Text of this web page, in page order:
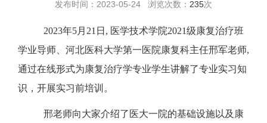
发布时间：2023-05-24 浏览次数： 235次
2023年5月 21 日 , 医学技术学院2021级康复治疗班
学业导师、河北医科大学第一医院康复科主任邢军老师,
通过在线形式为康复治疗学专业学生讲解了专业实习知
识，开展实习前培训 。
邢老师向大家介绍了医大一院的基础设施以及康